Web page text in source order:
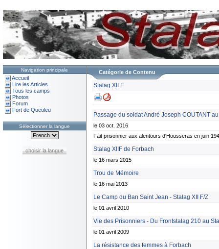
Navigation principale
Accueil
Lire les Articles
Tous les camps
Photos
Forum
Fort de Queuleu
Sélectionner la langue
choisir la langue
Catégorie de Contenu
Stalag XII F
Passage du soldat André Joseph COUTANT
le 03 oct. 2016
Fait prisonnier aux alentours d'Housseras en juin
Stalag XIIF de Forbach
le 16 mars 2015
Trou de Mémoire
le 16 mai 2013
Le Camp du Ban Saint Jean - Stalag XII F/Z
le 01 avril 2010
Vie des Prisonniers - Du Frontstalag 210 au
le 01 avril 2009
La résistance des femmes à Forbach